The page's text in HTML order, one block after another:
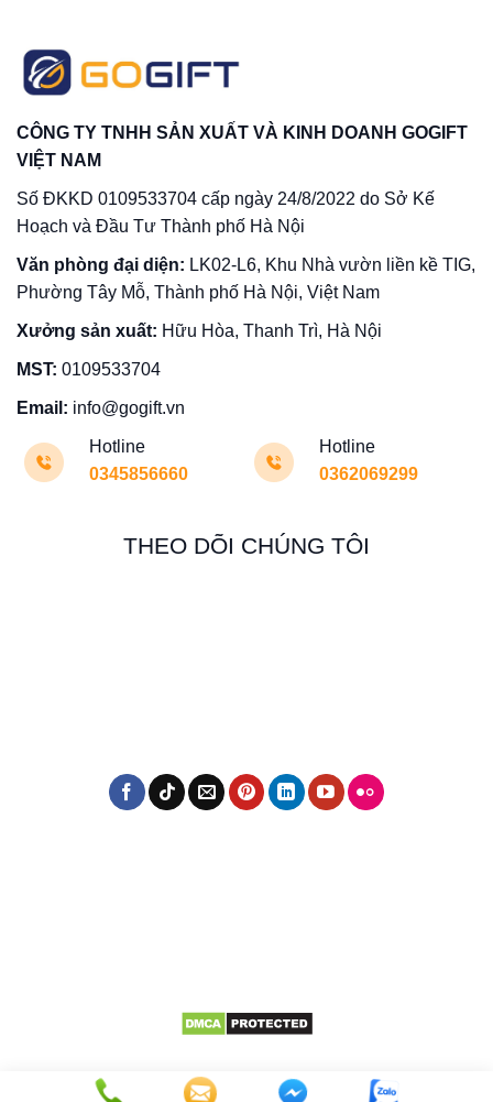
CÔNG TY TNHH SẢN XUẤT VÀ KINH DOANH GOGIFT
VIỆT NAM
Số ĐKKD 0109533704 cấp ngày 24/8/2022 do Sở Kế
Hoạch và Đầu Tư Thành phố Hà Nội
Văn phòng đại diện: LK02-L6, Khu Nhà vườn liền kề TIG,
Phường Tây Mỗ, Thành phố Hà Nội, Việt Nam
Xưởng sản xuất: Hữu Hòa, Thanh Trì, Hà Nội
MST: 0109533704
Email: info@gogift.vn
Hotline
0345856660
Hotline
0362069299
THEO DÕI CHÚNG TÔI